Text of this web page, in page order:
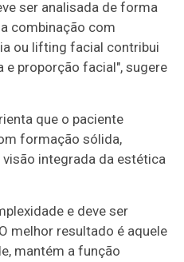
ser analisada de forma
combinação com
ou lifting facial contribui
e proporção facial", sugere
que o paciente
formação sólida,
integrada da estética
e deve ser
melhor resultado é aquele
mantém a função